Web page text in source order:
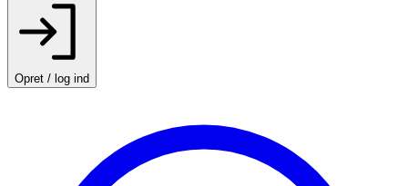
Opret / log ind